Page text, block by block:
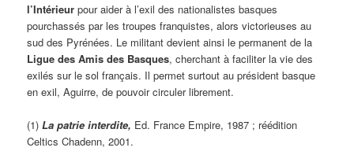
l’Intérieur pour aider à l’exil des nationalistes basques
pourchassés par les troupes franquistes, alors victorieuses au
sud des Pyrénées. Le militant devient ainsi le permanent de la
Ligue des Amis des Basques, cherchant à faciliter la vie des
exilés sur le sol français. Il permet surtout au président basque
en exil, Aguirre, de pouvoir circuler librement.
(1) La patrie interdite, Ed. France Empire, 1987 ; réédition
Celtics Chadenn, 2001.